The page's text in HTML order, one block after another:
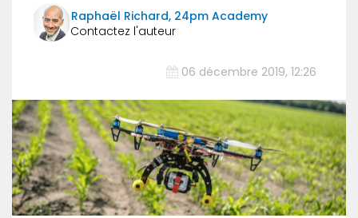
Raphaël Richard, 24pm Academy
06 décembre 2019, 12:26